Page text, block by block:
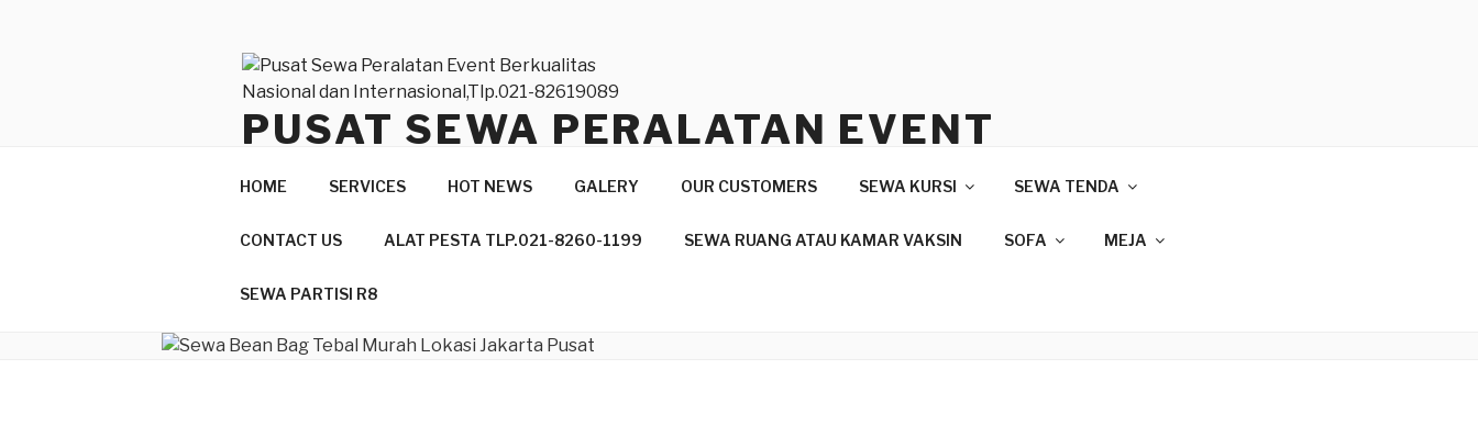
PUSAT SEWA PERALATAN EVENT
BERKUALITAS NASIONAL DAN
INTERNASIONAL,TLP.021-82619089
HOME SERVICES HOT NEWS GALERY OUR CUSTOMERS SEWA KURSI SEWA TENDA
CONTACT US ALAT PESTA TLP.021-8260-1199 SEWA RUANG ATAU KAMAR VAKSIN SOFA MEJA
SEWA PARTISI R8